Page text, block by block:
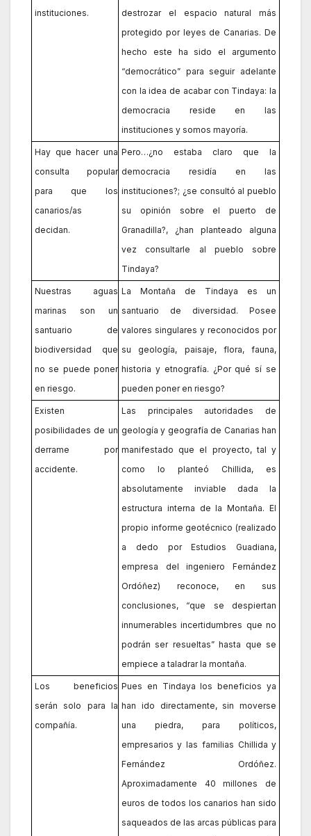
instituciones.
destrozar el espacio natural más
protegido por leyes de Canarias. De
hecho este ha sido el argumento
“democrático” para seguir adelante
con la idea de acabar con Tindaya: la
democracia reside en las
instituciones y somos mayoría.
Hay que hacer una
consulta popular
para que los
canarios/as
decidan.
Pero…¿no estaba claro que la
democracia residía en las
instituciones?; ¿se consultó al pueblo
su opinión sobre el puerto de
Granadilla?, ¿han planteado alguna
vez consultarle al pueblo sobre
Tindaya?
Nuestras aguas
marinas son un
santuario de
biodiversidad que
no se puede poner
en riesgo.
La Montaña de Tindaya es un
santuario de diversidad. Posee
valores singulares y reconocidos por
su geología, paisaje, flora, fauna,
historia y etnografía. ¿Por qué sí se
pueden poner en riesgo?
Existen
posibilidades de un
derrame por
accidente.
Las principales autoridades de
geología y geografía de Canarias han
manifestado que el proyecto, tal y
como lo planteó Chillida, es
absolutamente inviable dada la
estructura interna de la Montaña. El
propio informe geotécnico (realizado
a dedo por Estudios Guadiana,
empresa del ingeniero Fernández
Ordóñez) reconoce, en sus
conclusiones, “que se despiertan
innumerables incertidumbres que no
podrán ser resueltas” hasta que se
empiece a taladrar la montaña.
Los beneficios
serán solo para la
compañía.
Pues en Tindaya los beneficios ya
han ido directamente, sin moverse
una piedra, para políticos,
empresarios y las familias Chillida y
Fernández Ordóñez.
Aproximadamente 40 millones de
euros de todos los canarios han sido
saqueados de las arcas públicas para